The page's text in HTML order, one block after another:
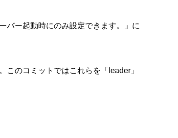
バー起動時にのみ設定できます。」に
のコミットではこれらを「leader」